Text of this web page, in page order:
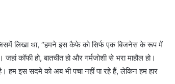
लिखा था, “हमने इस कैफे को सिर्फ एक बिजनेस के रूप में
कॉफी हो, बातचीत हो और गर्मजोशी से भरा माहौल हो।
हम इस सदमे को अब भी पचा नहीं पा रहे हैं, लेकिन हम हार